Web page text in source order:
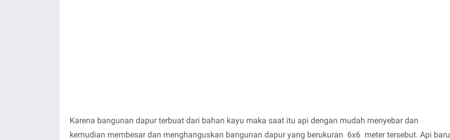
Karena bangunan dapur terbuat dari bahan kayu maka saat itu api dengan mudah menyebar dan
kemudian membesar dan menghanguskan bangunan dapur yang berukuran 6x6 meter tersebut. Api baru